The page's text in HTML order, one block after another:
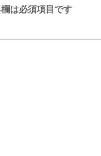
は必須項目です